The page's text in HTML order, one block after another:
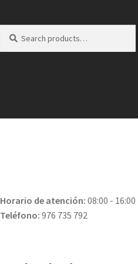
for:
Horario de atención: 08:00 - 16:00
Teléfono: 976 735 792